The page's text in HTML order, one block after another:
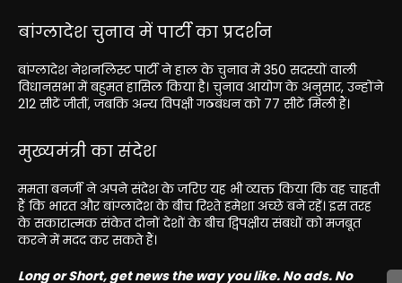
बांग्लादेश चुनाव में पार्टी का प्रदर्शन
बांग्लादेश नेशनलिस्ट पार्टी ने हाल के चुनाव में 350 सदस्यों वाली
विधानसभा में बहुमत हासिल किया है। चुनाव आयोग के अनुसार, उन्होंने
212 सीटें जीतीं, जबकि अन्य विपक्षी गठबंधन को 77 सीटें मिली हैं।
मुख्यमंत्री का संदेश
ममता बनर्जी ने अपने संदेश के जरिए यह भी व्यक्त किया कि वह चाहती
हैं कि भारत और बांग्लादेश के बीच रिश्ते हमेशा अच्छे बने रहें। इस तरह
के सकारात्मक संकेत दोनों देशों के बीच द्विपक्षीय संबधों को मजबूत
करने में मदद कर सकते हैं।
Long or Short, get news the way you like. No ads. No